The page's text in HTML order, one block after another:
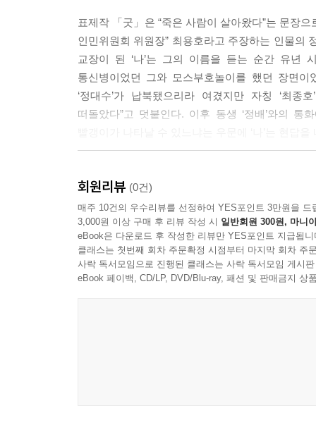
“그리 좋으면 이 땅 사서 새 집 짓구 사시우.”
---「조롱골 우리 집 여인들」중에서
이쯤 되면 67년 전 죽은 최용호가 살아온 것이 분
혼란스럽다. 뒤죽박죽인, 내 어린 시절 기억 속의
짐이다. 쓰쓰단 단쓰쓰, 정대수 일등병이 벗겨진
표제작 「굿」은 “죽은 사람이 살아왔다”는 문장
인민위원회 위원장” 최용호라고 주장하는 인물의
교장이 된 ‘나’는 그의 이름을 듣는 순간 유년
통신병이었던 그와 모스부호놀이를 했던 장면
‘정대수’가 납북됐으리라 여겼지만 자칭 ‘최
떠돌았다”고 덧붙인다. 이후 동생 ‘정배’와의
감싸 안는다. 부귀리 사람들의 아픈 기억을 억지
수밖에 없었던 시대에 관한 해원(解?)의 제의를
선친들의 묘를 이장하는 행사가 거행된다. 이때
‘good’을 함축하고 있다. 이 세 가지 의미를 정
아이고 됴타.”
회원리뷰 (0건)
매주 10건의 우수리뷰를 선정하여 YES포인트 3만원을 드
3,000원 이상 구매 후 리뷰 작성 시 일반회원 300원, 마니
eBook은 다운로드 후 작성한 리뷰만 YES포인트 지급됩니
클래스는 첫번째 회차 주문확정 시점부터 마지막 회차 주
사락 독서모임으로 진행된 클래스는 사락 독서모임 게시
eBook 페이백, CD/LP, DVD/Blu-ray, 패션 및 판매금지 상